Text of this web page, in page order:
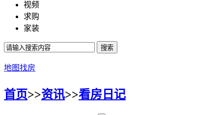
视频
求购
家装
搜索
地图找房
首页>>资讯>>看房日记